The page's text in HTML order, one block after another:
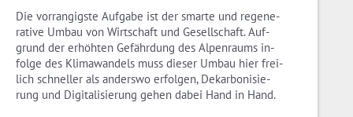
Die vor­ran­gigs­te Auf­ga­be ist der smar­te und re­ge­ne­
ra­ti­ve Umbau von Wirt­schaft und Ge­sell­schaft. Auf­
grund der er­höh­ten Ge­fähr­dung des Al­pen­raums in­
fol­ge des Kli­ma­wan­dels muss die­ser Umbau hier frei­
lich schnel­ler als an­ders­wo er­fol­gen, Dekar­bo­ni­sie­
rung und Di­gi­ta­li­sie­rung gehen dabei Hand in Hand.